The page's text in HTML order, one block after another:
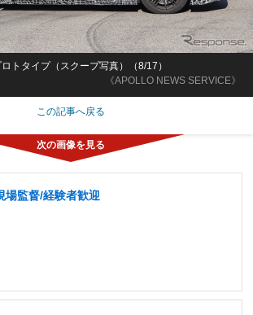
《APOLLO NEWS SERVICE》
トタイプ（スクープ写真）（8/17）
この記事へ戻る
場監督/経験者歓迎